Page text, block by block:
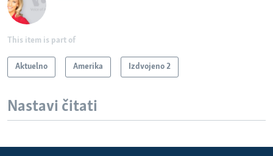
This item is part of
Aktuelno Amerika Izdvojeno 2
Nastavi čitati